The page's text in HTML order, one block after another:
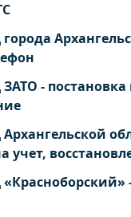
- постановка
учет,